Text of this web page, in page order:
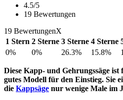
4.5/5
19 Bewertungen
19 BewertungenX
1 Stern 2 Sterne 3 Sterne 4 Sterne
0%
0% 26.3% 15.8%
Diese Kapp- und Gehrungssäge
gutes Modell für den Einstieg. Sie
die Kappsäge nur wenige Male im